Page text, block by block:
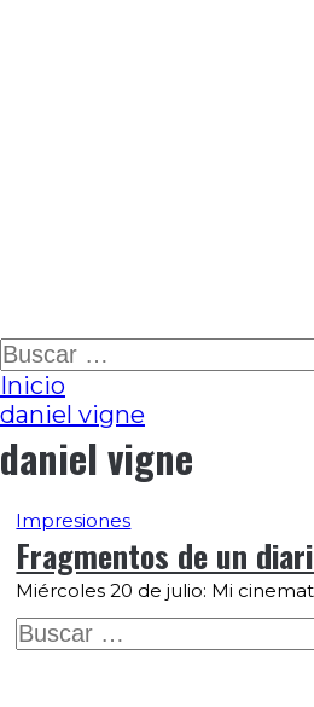
Ir
al
contenido
Buscar:
Inicio
daniel vigne
daniel vigne
Impresiones
Fragmentos de un
Miércoles 20 de julio: Mi
Buscar: